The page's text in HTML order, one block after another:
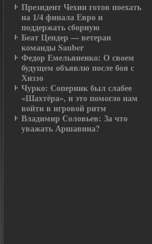
Президент Чехии готов поехать
на 1/4 финала Евро и
поддержать сборную
Беат Цендер — ветеран
команды Sauber
Федор Емельяненко: О своем
будущем объявлю после боя с
Хиззо
Чурко: Соперник был слабее
«Шахтёра», и это помогло нам
войти в игровой ритм
Владимир Соловьев: За что
уважать Аршавина?